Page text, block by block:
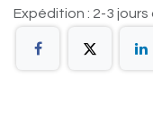
Expédition : 2-3 jours